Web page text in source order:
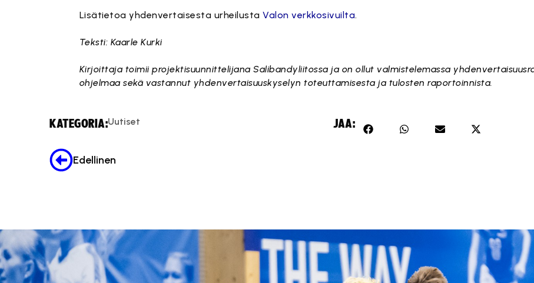
Lisätietoa yhdenvertaisesta urheilustaValon verkkosivuilta.
Teksti: Kaarle Kurki
Kirjoittaja toimii projektisuunnittelijana Salibandyliitossa ja on ollut valmistelemassa
ohjelmaa sekä vastannut yhdenvertaisuuskyselyn toteuttamisesta ja tulosten raportoinnista.
KATEGORIA:Uutiset JAA:
Edellinen